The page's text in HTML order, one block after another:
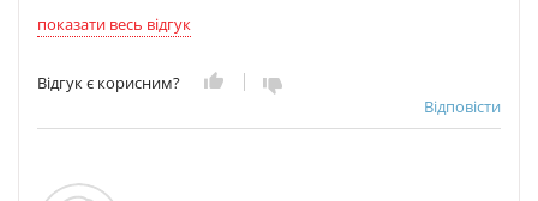
показати весь відгук
Відгук є корисним?
Відповісти